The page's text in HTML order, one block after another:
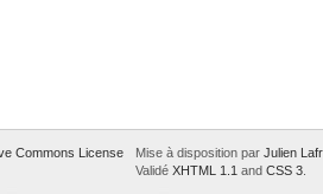
Mise à disposition par Julien
Validé XHTML 1.1 and CSS 3